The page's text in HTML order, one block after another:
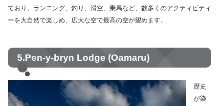
ており、ランニング、釣り、滑空、乗馬など、数多くのアクティビティ
ーを大自然で楽しめ、広大な空で最高の空が望めます。
5.Pen-y-bryn Lodge (Oamaru)
歴史
が染